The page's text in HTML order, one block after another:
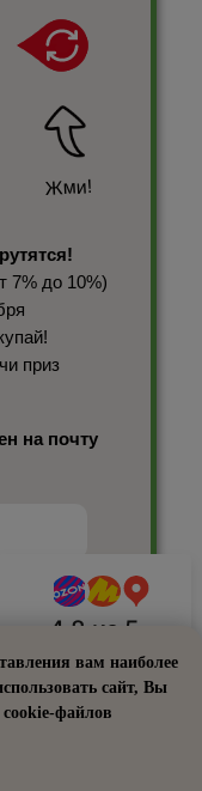
вам наиболее
сайт, Вы
cookie-файлов
7% до 10%)
приз
на почту
Жми!
4.8 из 5
На основе 365 оценок